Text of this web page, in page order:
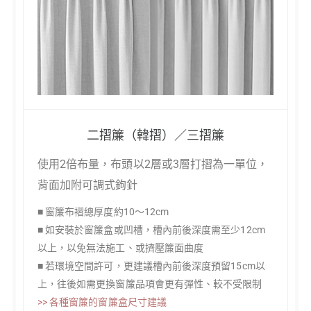
二摺簾（韓摺）／三摺簾
使用2倍布量，布頭以2層或3層打摺為一單位，
背面加附可調式鉤針
■ 窗簾布褶總厚度約10～12cm
■ 如安裝於窗簾盒或凹槽，槽內前後深度需至少12cm
以上，以免無法施工、或擠壓簾面曲度
■ 若環境空間許可，更建議槽內前後深度預留15cm以
上，往後如需更換窗簾品項會更有彈性、較不受限制
>> 各種窗簾的窗簾盒尺寸建議